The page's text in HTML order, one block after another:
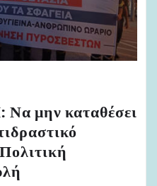
μην καταθέσει